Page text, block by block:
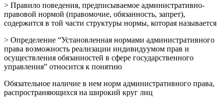
> Правило поведения, предписываемое административно-
правовой нормой (правомочие, обязанность, запрет),
содержится в той части структуры нормы, которая называется
> Определение “Установленная нормами административного
права возможность реализации индивидуумом прав и
осуществления обязанностей в сфере государственного
управления” относится к понятию
Обязательное наличие в нем норм административного права,
распространяющихся на широкий круг лиц